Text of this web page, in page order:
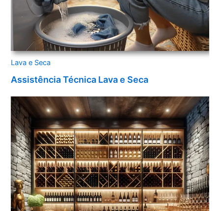
Lava e Seca
Assistência Técnica Lava e Seca